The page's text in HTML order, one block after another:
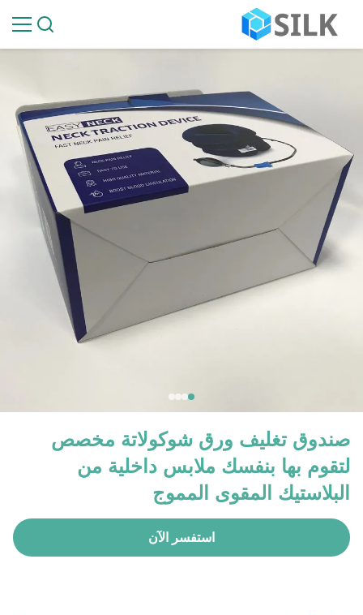
صندوق تغليف ورق شوكولاتة مخصص
لتقوم بها بنفسك ملابس داخلية من
البلاستيك المقوى المموج
استفسر الآن